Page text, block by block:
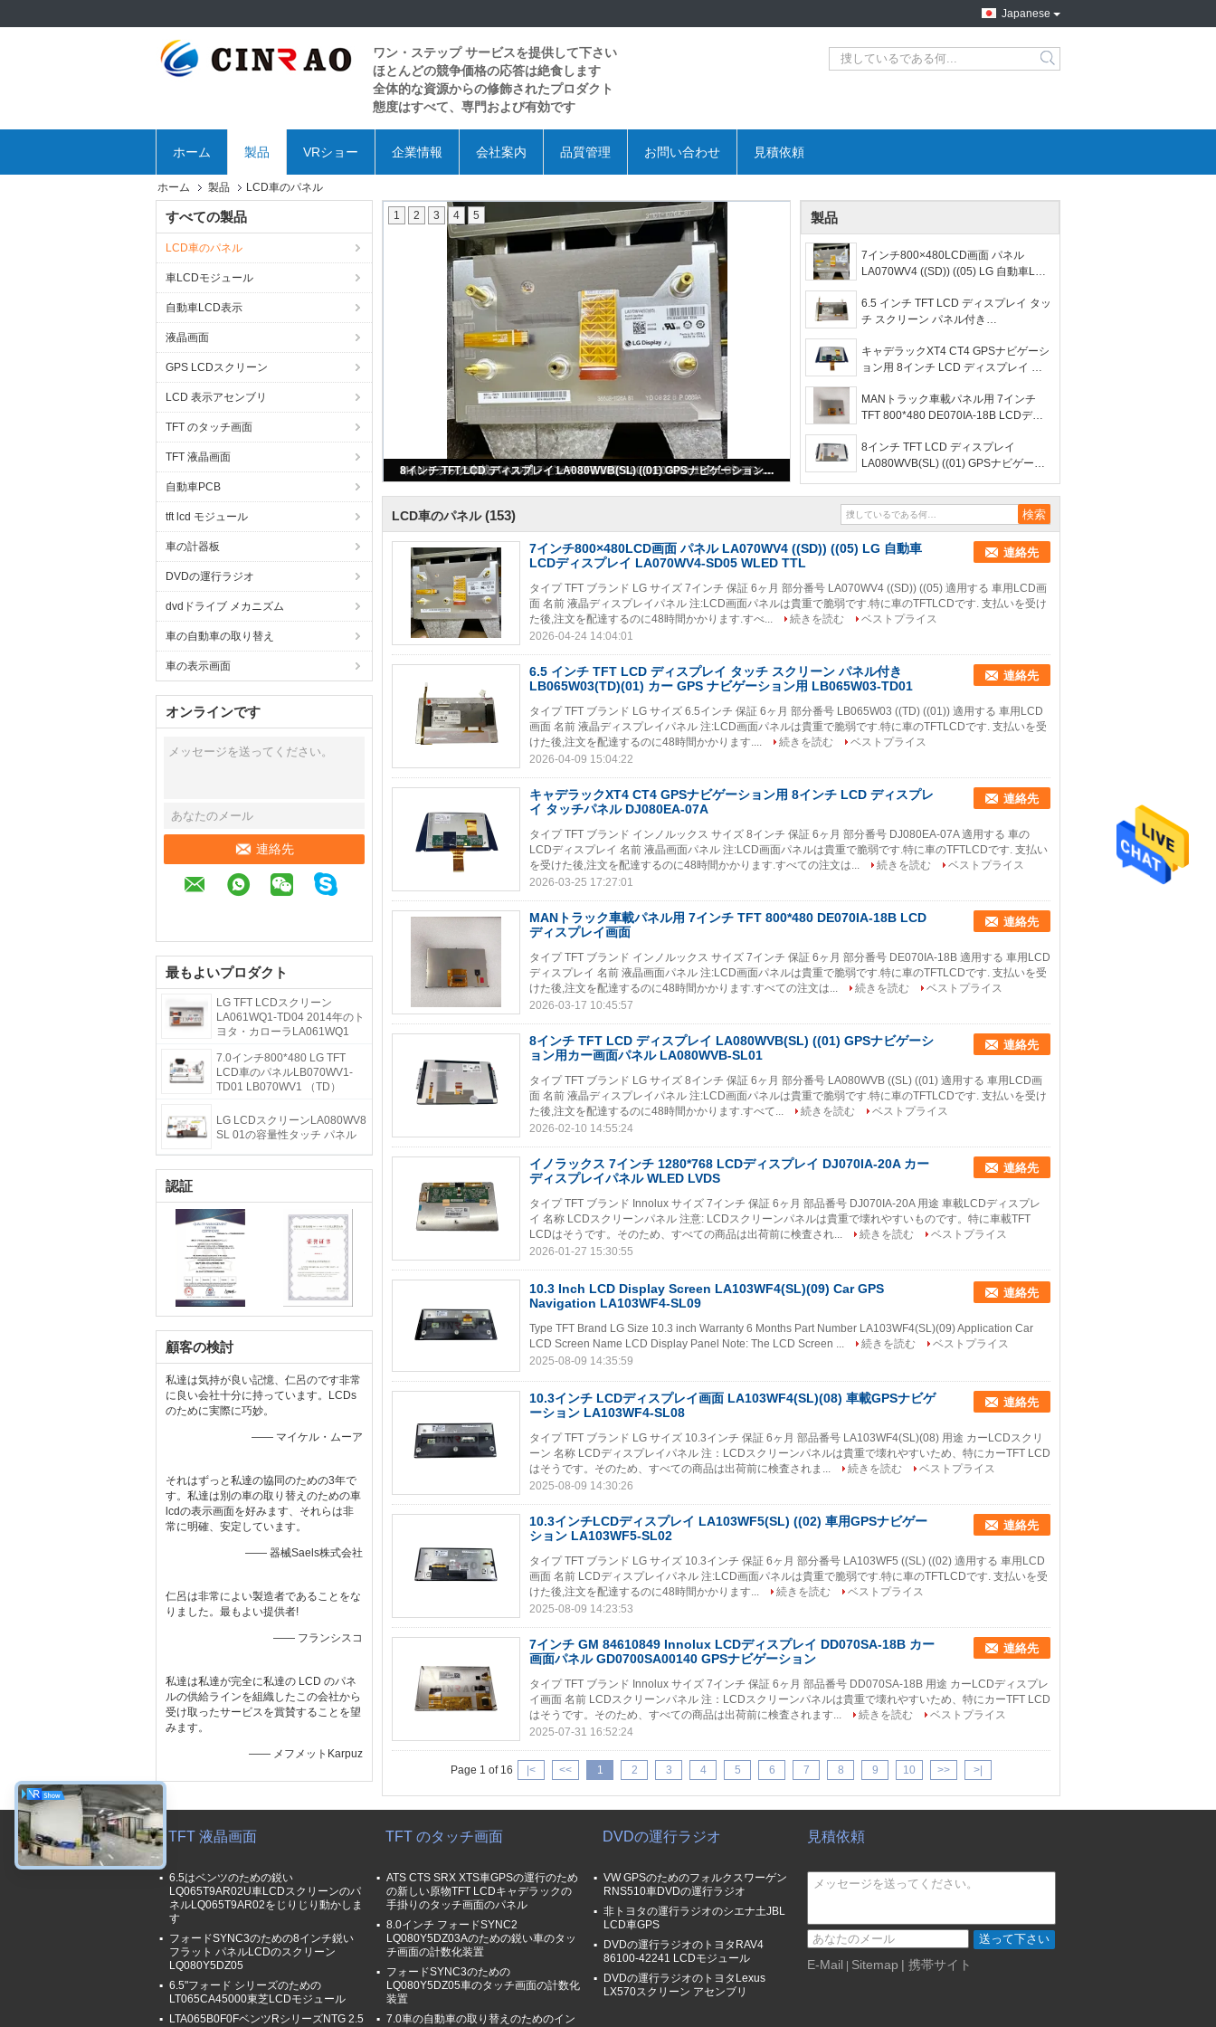
Japanese
ワン・ステップ サービスを提供して下さい
ほとんどの競争価格の応答は絶食します
全体的な資源からの修飾されたプロダクト
態度はすべて、専門および有効です
ホーム 製品 VRショー 企業情報 会社案内 品質管理 お問い合わせ 見積依頼
ホーム 製品 LCD車のパネル
すべての製品
LCD車のパネル
車LCDモジュール
自動車LCD表示
液晶画面
GPS LCDスクリーン
LCD 表示アセンブリ
TFT のタッチ画面
TFT 液晶画面
自動車PCB
tft lcd モジュール
車の計器板
DVDの運行ラジオ
dvdドライブ メカニズム
車の自動車の取り替え
車の表示画面
オンラインです
連絡先
最もよいプロダクト
LG TFT LCDスクリーン
LA061WQ1-TD04 2014年のト
ヨタ・カローラLA061WQ1
7.0インチ800*480 LG TFT
LCD車のパネルLB070WV1-
TD01 LB070WV1 （TD）
LG LCDスクリーンLA080WV8
SL 01の容量性タッチ パネル
認証
顧客の検討
私達は気持が良い記憶、仁呂のです非常
に良い会社十分に持っています。LCDs
のために実際に巧妙。
—— マイケル・ムーア
それはずっと私達の協同のための3年で
す。私達は別の車の取り替えのための車
lcdの表示画面を好みます、それらは非
常に明確、安定しています。
—— 器械Saels株式会社
仁呂は非常によい製造者であることをな
りました。最もよい提供者!
—— フランシスコ
私達は私達が完全に私達の LCD のパネ
ルの供給ラインを組織したこの会社から
受け取ったサービスを賞賛することを望
みます。
—— メフメットKarpuz
7インチ800×480LCD画面 パネル LA070WV4 ((SD)) ((05) LG 自動車LCDディスプレイ LA070WV4-SD05 WLED TTL
1 2 3 4 5 製品
7インチ800×480LCD画面 パネル
LA070WV4 ((SD)) ((05) LG 自動車LCD
TTL
6.5 インチ TFT LCD ディスプレイ タッ
チ スクリーン パネル付き
ーション用 LB065W03-TD01
キャデラックXT4 CT4 GPSナビゲーシ
ョン用 8インチ LCD ディスプレイ タ
MANトラック車載パネル用 7インチ
TFT 800*480 DE070IA-18B LCDディ
8インチ TFT LCD ディスプレイ
LA080WVB(SL) ((01) GPSナビゲーシ
SL01
LCD車のパネル (153)
7インチ800×480LCD画面 パネル LA070WV4 ((SD)) ((05) LG 自動車
LCDディスプレイ LA070WV4-SD05 WLED TTL
連絡先
タイプ TFT ブランド LG サイズ 7インチ 保証 6ヶ月 部分番号 LA070WV4 ((SD)) ((05) 適用する 車用LCD画
面 名前 液晶ディスプレイパネル 注:LCD画面パネルは貴重で脆弱です.特に車のTFTLCDです. 支払いを受け
た後,注文を配達するのに48時間かかります.すべ...
続きを読む
ベストプライス
2026-04-24 14:04:01
6.5 インチ TFT LCD ディスプレイ タッチ スクリーン パネル付き
LB065W03(TD)(01) カー GPS ナビゲーション用 LB065W03-TD01
連絡先
タイプ TFT ブランド LG サイズ 6.5インチ 保証 6ヶ月 部分番号 LB065W03 ((TD) ((01)) 適用する 車用LCD
画面 名前 液晶ディスプレイパネル 注:LCD画面パネルは貴重で脆弱です.特に車のTFTLCDです. 支払いを受
けた後,注文を配達するのに48時間かかります....
続きを読む
ベストプライス
2026-04-09 15:04:22
キャデラックXT4 CT4 GPSナビゲーション用 8インチ LCD ディスプレ
イ タッチパネル DJ080EA-07A
連絡先
タイプ TFT ブランド インノルックス サイズ 8インチ 保証 6ヶ月 部分番号 DJ080EA-07A 適用する 車の
LCDディスプレイ 名前 液晶画面パネル 注:LCD画面パネルは貴重で脆弱です.特に車のTFTLCDです. 支払い
を受けた後,注文を配達するのに48時間かかります.すべての注文は...
続きを読む
ベストプライス
2026-03-25 17:27:01
MANトラック車載パネル用 7インチ TFT 800*480 DE070IA-18B LCD
ディスプレイ画面
連絡先
タイプ TFT ブランド インノルックス サイズ 7インチ 保証 6ヶ月 部分番号 DE070IA-18B 適用する 車用LCD
ディスプレイ 名前 液晶画面パネル 注:LCD画面パネルは貴重で脆弱です.特に車のTFTLCDです. 支払いを受
けた後,注文を配達するのに48時間かかります.すべての注文は...
続きを読む
ベストプライス
2026-03-17 10:45:57
8インチ TFT LCD ディスプレイ LA080WVB(SL) ((01) GPSナビゲーシ
ョン用カー画面パネル LA080WVB-SL01
連絡先
タイプ TFT ブランド LG サイズ 8インチ 保証 6ヶ月 部分番号 LA080WVB ((SL) ((01) 適用する 車用LCD画
面 名前 液晶ディスプレイパネル 注:LCD画面パネルは貴重で脆弱です.特に車のTFTLCDです. 支払いを受け
た後,注文を配達するのに48時間かかります.すべて...
続きを読む
ベストプライス
2026-02-10 14:55:24
イノラックス 7インチ 1280*768 LCDディスプレイ DJ070IA-20A カー
ディスプレイパネル WLED LVDS
連絡先
タイプ TFT ブランド Innolux サイズ 7インチ 保証 6ヶ月 部品番号 DJ070IA-20A 用途 車載LCDディスプレ
イ 名称 LCDスクリーンパネル 注意: LCDスクリーンパネルは貴重で壊れやすいものです。特に車載TFT
LCDはそうです。そのため、すべての商品は出荷前に検査され...
続きを読む
ベストプライス
2026-01-27 15:30:55
10.3 Inch LCD Display Screen LA103WF4(SL)(09) Car GPS
Navigation LA103WF4-SL09
連絡先
Type TFT Brand LG Size 10.3 inch Warranty 6 Months Part Number LA103WF4(SL)(09) Application Car
LCD Screen Name LCD Display Panel Note: The LCD Screen ...
続きを読む
ベストプライス
2025-08-09 14:35:59
10.3インチ LCDディスプレイ画面 LA103WF4(SL)(08) 車載GPSナビゲ
ーション LA103WF4-SL08
連絡先
タイプ TFT ブランド LG サイズ 10.3インチ 保証 6ヶ月 部品番号 LA103WF4(SL)(08) 用途 カーLCDスクリ
ーン 名称 LCDディスプレイパネル 注：LCDスクリーンパネルは貴重で壊れやすいため、特にカーTFT LCD
はそうです。そのため、すべての商品は出荷前に検査されま...
続きを読む
ベストプライス
2025-08-09 14:30:26
10.3インチLCDディスプレイ LA103WF5(SL) ((02) 車用GPSナビゲー
ション LA103WF5-SL02
連絡先
タイプ TFT ブランド LG サイズ 10.3インチ 保証 6ヶ月 部分番号 LA103WF5 ((SL) ((02) 適用する 車用LCD
画面 名前 LCDディスプレイパネル 注:LCD画面パネルは貴重で脆弱です.特に車のTFTLCDです. 支払いを受
けた後,注文を配達するのに48時間かかります...
続きを読む
ベストプライス
2025-08-09 14:23:53
7インチ GM 84610849 Innolux LCDディスプレイ DD070SA-18B カー
画面パネル GD0700SA00140 GPSナビゲーション
連絡先
タイプ TFT ブランド Innolux サイズ 7インチ 保証 6ヶ月 部品番号 DD070SA-18B 用途 カーLCDディスプレ
イ画面 名前 LCDスクリーンパネル 注：LCDスクリーンパネルは貴重で壊れやすいため、特にカーTFT LCD
はそうです。そのため、すべての商品は出荷前に検査されます...
続きを読む
ベストプライス
2025-07-31 16:52:24
Page 1 of 16 |< << 1 2 3 4 5 6 7 8 9 10 >> >|
TFT 液晶画面
6.5はベンツのための鋭い
LQ065T9AR02U車LCDスクリーンのパ
ネルLQ065T9AR02をじりじり動かしま
す
フォードSYNC3のための8インチ鋭い
フラット パネルLCDのスクリーン
LQ080Y5DZ05
6.5"フォード シリーズのための
LT065CA45000東芝LCDモジュール
LTA065B0F0FベンツRシリーズNTG 2.5
TFT のタッチ画面
ATS CTS SRX XTS車GPSの運行のため
の新しい原物TFT LCDキャデラックの
手掛りのタッチ画面のパネル
8.0インチ フォードSYNC2
LQ080Y5DZ03Aのための鋭い車のタッ
チ画面の計数化装置
フォードSYNC3のための
LQ080Y5DZ05車のタッチ画面の計数化
装置
7.0車の自動車の取り替えのためのイン
DVDの運行ラジオ
VW GPSのためのフォルクスワーゲン
RNS510車DVDの運行ラジオ
非トヨタの運行ラジオのシエナ土JBL
LCD車GPS
DVDの運行ラジオのトヨタRAV4
86100-42241 LCDモジュール
DVDの運行ラジオのトヨタLexus
LX570スクリーン アセンブリ
見積依頼
送って下さい
E-Mail | Sitemap | 携帯サイト